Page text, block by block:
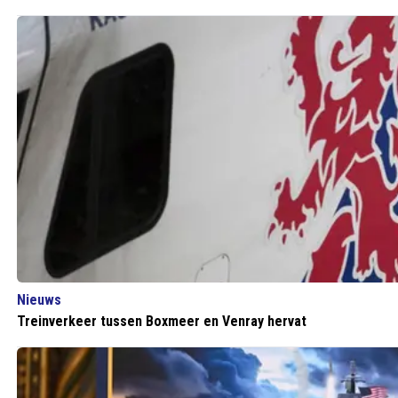
Nieuws
Treinverkeer tussen Boxmeer en Venray hervat